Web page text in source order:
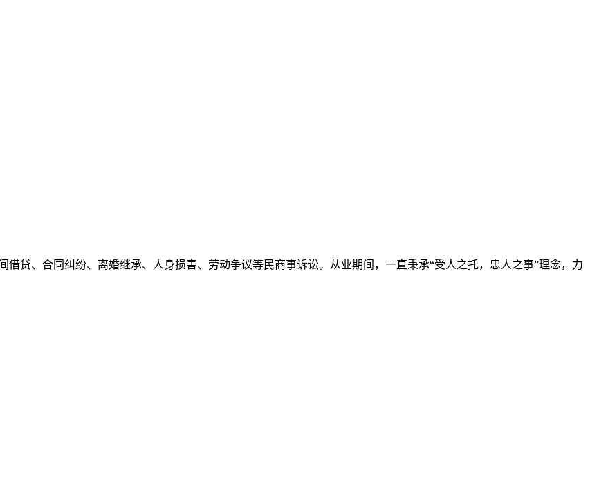
贷、合同纠纷、离婚继承、人身损害、劳动争议等民商事诉讼。从业期间，一直秉承“受人之托，忠人之事”理念，力